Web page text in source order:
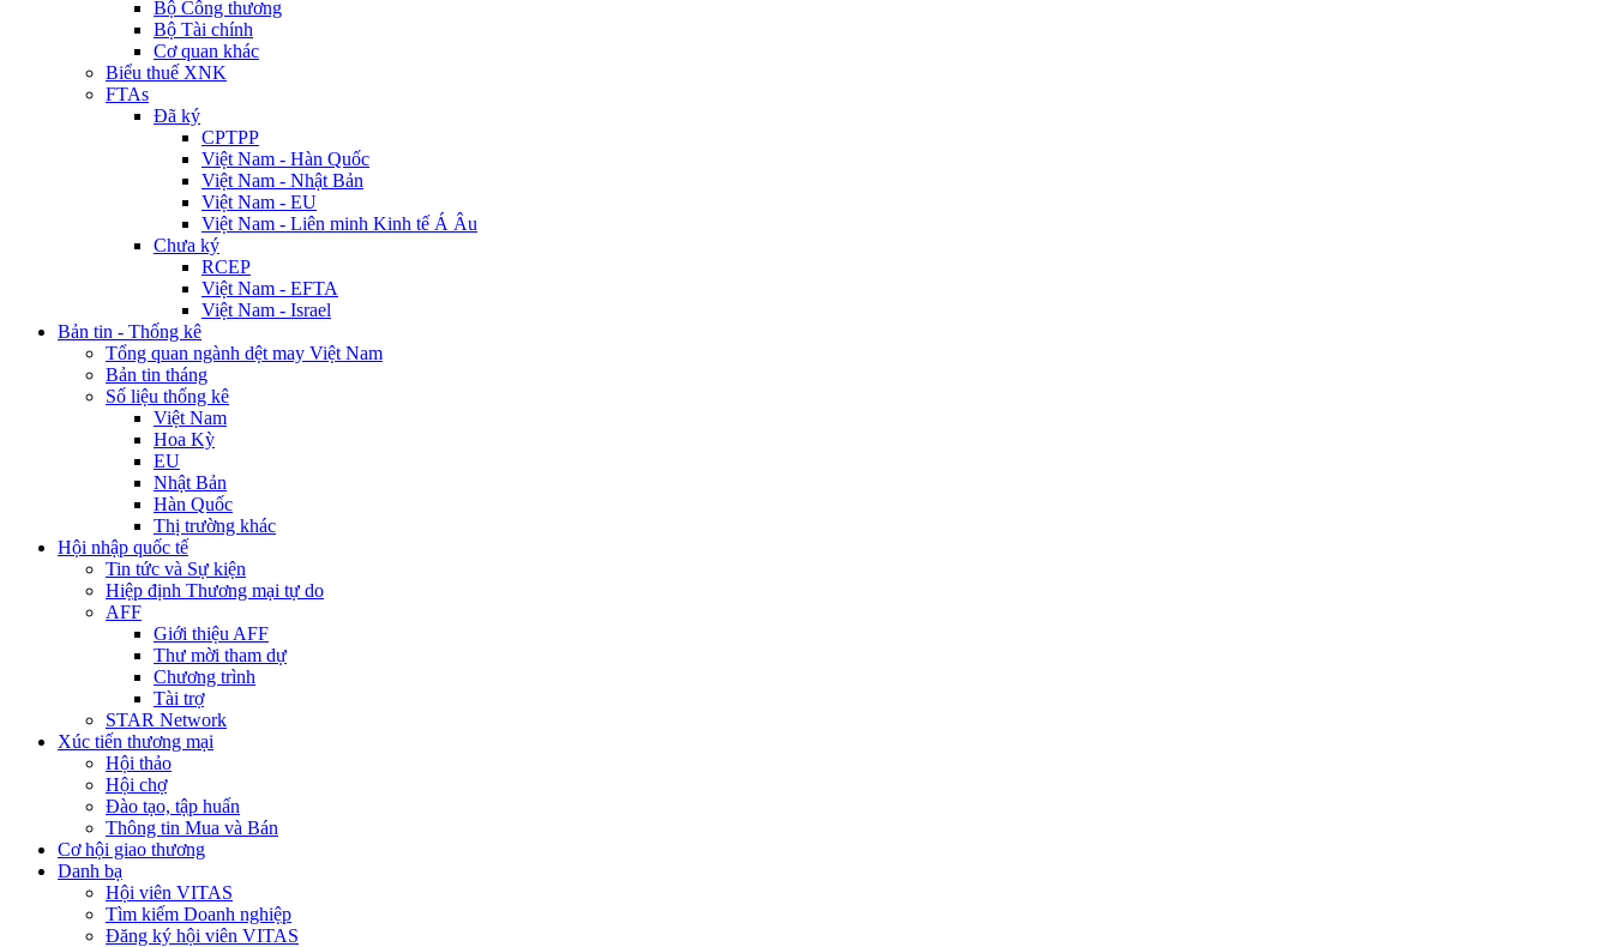
Bộ Công thương
Bộ Tài chính
Cơ quan khác
Biểu thuế XNK
FTAs
Đã ký
CPTPP
Việt Nam - Hàn Quốc
Việt Nam - Nhật Bản
Việt Nam - EU
Việt Nam - Liên minh Kinh tế Á Âu
Chưa ký
RCEP
Việt Nam - EFTA
Việt Nam - Israel
Bản tin - Thống kê
Tổng quan ngành dệt may Việt Nam
Bản tin tháng
Số liệu thống kê
Việt Nam
Hoa Kỳ
EU
Nhật Bản
Hàn Quốc
Thị trường khác
Hội nhập quốc tế
Tin tức và Sự kiện
Hiệp định Thương mại tự do
AFF
Giới thiệu AFF
Thư mời tham dự
Chương trình
Tài trợ
STAR Network
Xúc tiến thương mại
Hội thảo
Hội chợ
Đào tạo, tập huấn
Thông tin Mua và Bán
Cơ hội giao thương
Danh bạ
Hội viên VITAS
Tìm kiếm Doanh nghiệp
Đăng ký hội viên VITAS